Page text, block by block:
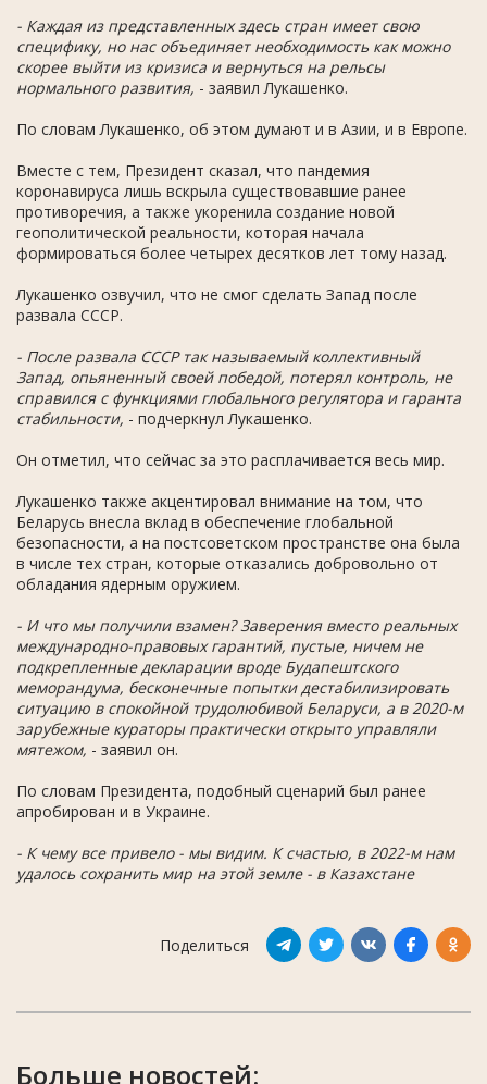
- Каждая из представленных здесь стран имеет свою
специфику, но нас объединяет необходимость как можно
скорее выйти из кризиса и вернуться на рельсы
нормального развития, - заявил Лукашенко.
По словам Лукашенко, об этом думают и в Азии, и в Европе.
Вместе с тем, Президент сказал, что пандемия
коронавируса лишь вскрыла существовавшие ранее
противоречия, а также укоренила создание новой
геополитической реальности, которая начала
формироваться более четырех десятков лет тому назад.
Лукашенко озвучил, что не смог сделать Запад после
развала СССР.
- После развала СССР так называемый коллективный
Запад, опьяненный своей победой, потерял контроль, не
справился с функциями глобального регулятора и гаранта
стабильности, - подчеркнул Лукашенко.
Он отметил, что сейчас за это расплачивается весь мир.
Лукашенко также акцентировал внимание на том, что
Беларусь внесла вклад в обеспечение глобальной
безопасности, а на постсоветском пространстве она была
в числе тех стран, которые отказались добровольно от
обладания ядерным оружием.
- И что мы получили взамен? Заверения вместо реальных
международно-правовых гарантий, пустые, ничем не
подкрепленные декларации вроде Будапештского
меморандума, бесконечные попытки дестабилизировать
ситуацию в спокойной трудолюбивой Беларуси, а в 2020-м
зарубежные кураторы практически открыто управляли
мятежом, - заявил он.
По словам Президента, подобный сценарий был ранее
апробирован и в Украине.
- К чему все привело - мы видим. К счастью, в 2022-м нам
удалось сохранить мир на этой земле - в Казахстане
Поделиться
Больше новостей: